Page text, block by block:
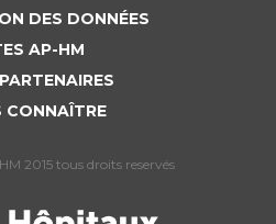
DES DONNÉES
AP-HM
CONNAÎTRE
2015 tous droits reservés